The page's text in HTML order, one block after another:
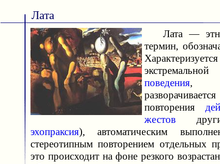
Лата
Лата —
термин,
поведения,
повторения
жестов
эхопраксия), автоматическим
стереотипным повторением отдельных
это происходит на фоне резкого